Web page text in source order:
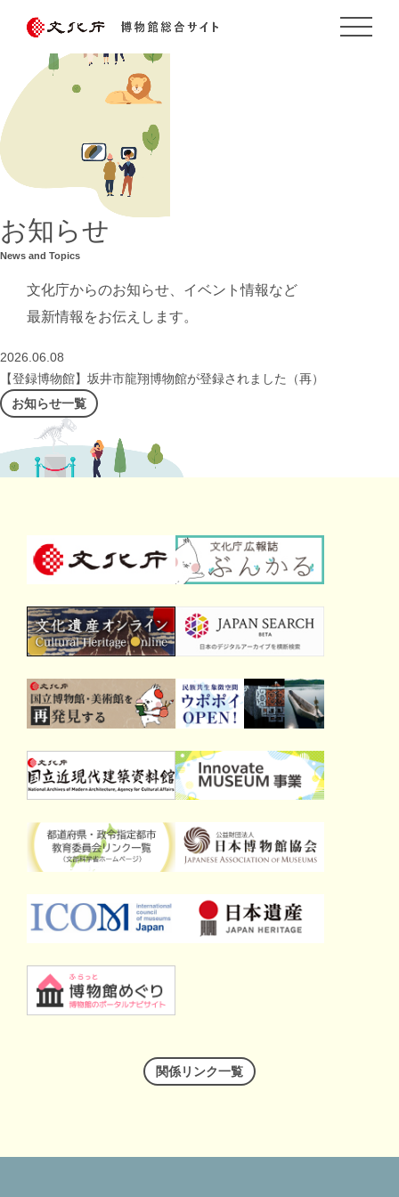
お知らせ
News and Topics
文化庁からのお知らせ、イベント情報など
最新情報をお伝えします。
2026.06.08
【登録博物館】坂井市龍翔博物館が登録されました（再）
お知らせ一覧
関係リンク一覧